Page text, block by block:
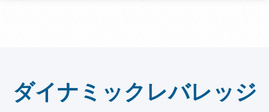
ダイナミックレバレッジ